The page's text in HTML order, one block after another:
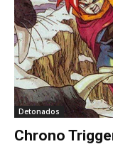
Detonados
Chrono